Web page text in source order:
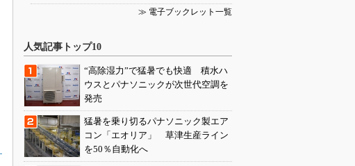
≫ 電子ブックレット一覧
人気記事トップ10
“高除湿力”で猛暑でも快適 積水ハ
ウスとパナソニックが次世代空調を
発売
猛暑を乗り切るパナソニック製エア
コン「エオリア」 草津生産ライン
を50％自動化へ